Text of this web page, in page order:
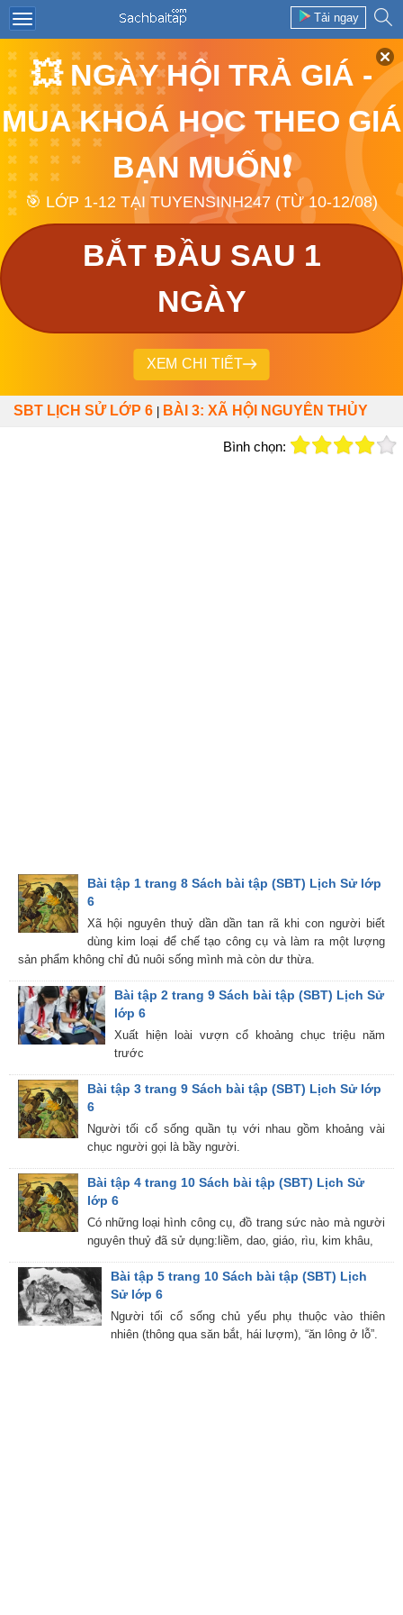
Tải ngay
💥 NGÀY HỘI TRẢ GIÁ -
MUA KHOÁ HỌC THEO GIÁ
BẠN MUỐN❗
🎯 LỚP 1-12 TẠI TUYENSINH247 (TỪ 10-12/08)
BẮT ĐẦU SAU 1
NGÀY
XEM CHI TIẾT
SBT LỊCH SỬ LỚP 6 BÀI 3: XÃ HỘI NGUYÊN THỦY
Bình chọn:
Bài tập 1 trang 8 Sách bài tập (SBT) Lịch Sử lớp
6
Xã hội nguyên thuỷ dần dần tan rã khi con người biết
dùng kim loại để chế tạo công cụ và làm ra một lượng
sản phẩm không chỉ đủ nuôi sống mình mà còn dư thừa.
Bài tập 2 trang 9 Sách bài tập (SBT) Lịch Sử
lớp 6
Xuất hiện loài vượn cổ khoảng chục triệu năm
trước
Bài tập 3 trang 9 Sách bài tập (SBT) Lịch Sử lớp
6
Người tối cổ sống quần tụ với nhau gồm khoảng vài
chục người gọi là bầy người.
Bài tập 4 trang 10 Sách bài tập (SBT) Lịch Sử
lớp 6
Có những loại hình công cụ, đồ trang sức nào mà người
nguyên thuỷ đã sử dụng:liềm, dao, giáo, rìu, kim khâu,
Bài tập 5 trang 10 Sách bài tập (SBT) Lịch
Sử lớp 6
Người tối cổ sống chủ yếu phụ thuộc vào thiên
nhiên (thông qua săn bắt, hái lượm), “ăn lông ở lỗ”.